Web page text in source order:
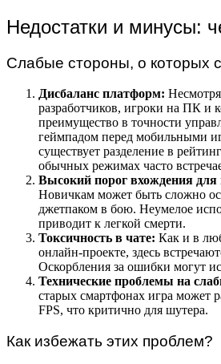
Недостатки и минусы:
Слабые стороны, о которых
Дисбаланс платформ:
разработчиков, игроки на ПК и
преимущество в точности
геймпадом перед мобильными
существует разделение в
обычных режимах часто
Высокий порог вхождения для
Новичкам может быть сложно
джетпаком в бою. Неумелое
приводит к легкой смерти.
Токсичность в чате: Как и в
онлайн-проекте, здесь
Оскорбления за ошибки могут
Технические проблемы на
старых смартфонах игра может
FPS, что критично для шутера.
Как избежать этих проблем?